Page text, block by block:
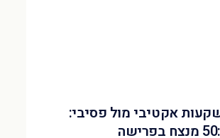
אקטיבי מול פסיבי: